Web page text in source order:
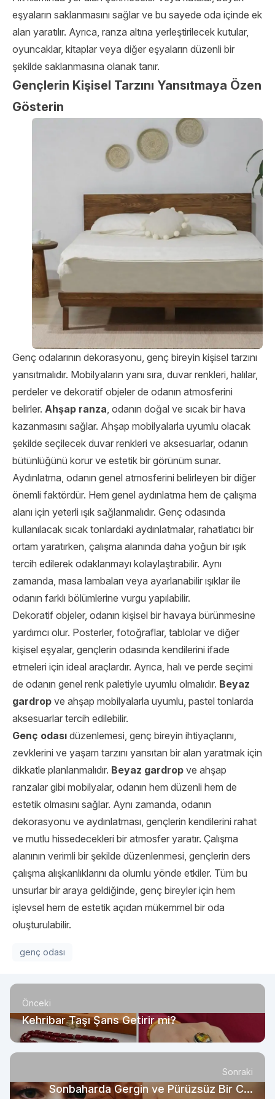
eşyaların saklanmasını sağlar ve bu sayede oda içinde ek
alan yaratılır. Ayrıca, ranza altına yerleştirilecek kutular,
oyuncaklar, kitaplar veya diğer eşyaların düzenli bir
şekilde saklanmasına olanak tanır.
Gençlerin Kişisel Tarzını Yansıtmaya Özen
Gösterin
Genç odalarının dekorasyonu, genç bireyin kişisel tarzını
yansıtmalıdır. Mobilyaların yanı sıra, duvar renkleri, halılar,
perdeler ve dekoratif objeler de odanın atmosferini
belirler. Ahşap ranza, odanın doğal ve sıcak bir hava
kazanmasını sağlar. Ahşap mobilyalarla uyumlu olacak
şekilde seçilecek duvar renkleri ve aksesuarlar, odanın
bütünlüğünü korur ve estetik bir görünüm sunar.
Aydınlatma, odanın genel atmosferini belirleyen bir diğer
önemli faktördür. Hem genel aydınlatma hem de çalışma
alanı için yeterli ışık sağlanmalıdır. Genç odasında
kullanılacak sıcak tonlardaki aydınlatmalar, rahatlatıcı bir
ortam yaratırken, çalışma alanında daha yoğun bir ışık
tercih edilerek odaklanmayı kolaylaştırabilir. Aynı
zamanda, masa lambaları veya ayarlanabilir ışıklar ile
odanın farklı bölümlerine vurgu yapılabilir.
Dekoratif objeler, odanın kişisel bir havaya bürünmesine
yardımcı olur. Posterler, fotoğraflar, tablolar ve diğer
kişisel eşyalar, gençlerin odasında kendilerini ifade
etmeleri için ideal araçlardır. Ayrıca, halı ve perde seçimi
de odanın genel renk paletiyle uyumlu olmalıdır. Beyaz
gardrop ve ahşap mobilyalarla uyumlu, pastel tonlarda
aksesuarlar tercih edilebilir.
Genç odası düzenlemesi, genç bireyin ihtiyaçlarını,
zevklerini ve yaşam tarzını yansıtan bir alan yaratmak için
dikkatle planlanmalıdır. Beyaz gardrop ve ahşap
ranzalar gibi mobilyalar, odanın hem düzenli hem de
estetik olmasını sağlar. Aynı zamanda, odanın
dekorasyonu ve aydınlatması, gençlerin kendilerini rahat
ve mutlu hissedecekleri bir atmosfer yaratır. Çalışma
alanının verimli bir şekilde düzenlenmesi, gençlerin ders
çalışma alışkanlıklarını da olumlu yönde etkiler. Tüm bu
unsurlar bir araya geldiğinde, genç bireyler için hem
işlevsel hem de estetik açıdan mükemmel bir oda
oluşturulabilir.
genç odası
Önceki
Kehribar Taşı Şans Getirir mi?
Sonraki
Sonbaharda Gergin ve Pürüzsüz Bir Cilt